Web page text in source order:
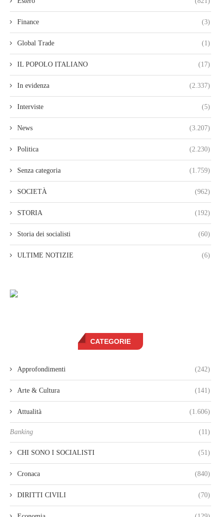
Finance (3)
Global Trade (1)
IL POPOLO ITALIANO (17)
In evidenza (2.337)
Interviste (5)
News (3.207)
Politica (2.230)
Senza categoria (1.759)
SOCIETÀ (962)
STORIA (192)
Storia dei socialisti (60)
ULTIME NOTIZIE (6)
CATEGORIE
Approfondimenti (242)
Arte & Cultura (141)
Attualità (1.606)
Banking (11)
CHI SONO I SOCIALISTI (51)
Cronaca (840)
DIRITTI CIVILI (70)